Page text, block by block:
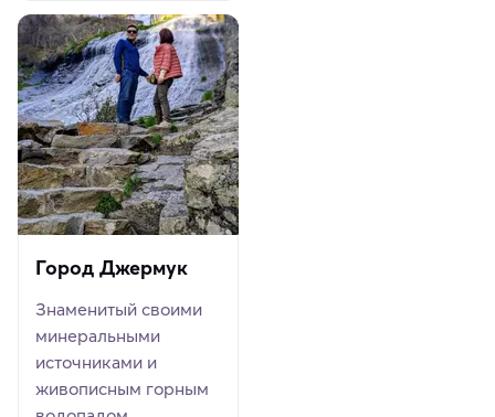
Город Джермук
Знаменитый своими
минеральными
источниками и
живописным горным